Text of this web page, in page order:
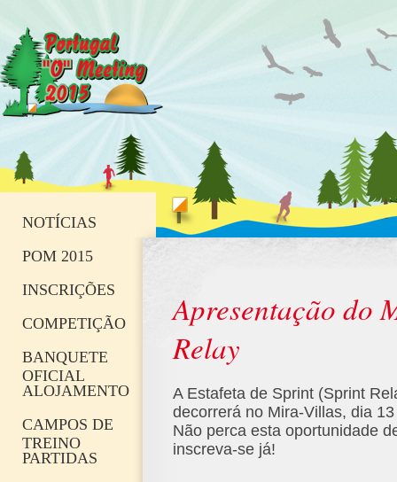
NOTÍCIAS
POM 2015
INSCRIÇÕES
COMPETIÇÃO
BANQUETE
OFICIAL
ALOJAMENTO
CAMPOS DE
TREINO
PARTIDAS
Apresentação do
Relay
A Estafeta de Sprint (Sprint
decorrerá no Mira-Villas, dia
Não perca esta oportunidade
inscreva-se já!